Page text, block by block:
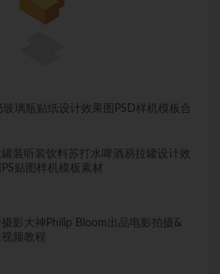
璃瓶贴纸设计效果图PSD样机模板合
罐装听装饮料苏打水啤酒易拉罐设计效
PS贴图样机模板素材
摄影大神Philip Bloom出品电影拍摄&
频教程